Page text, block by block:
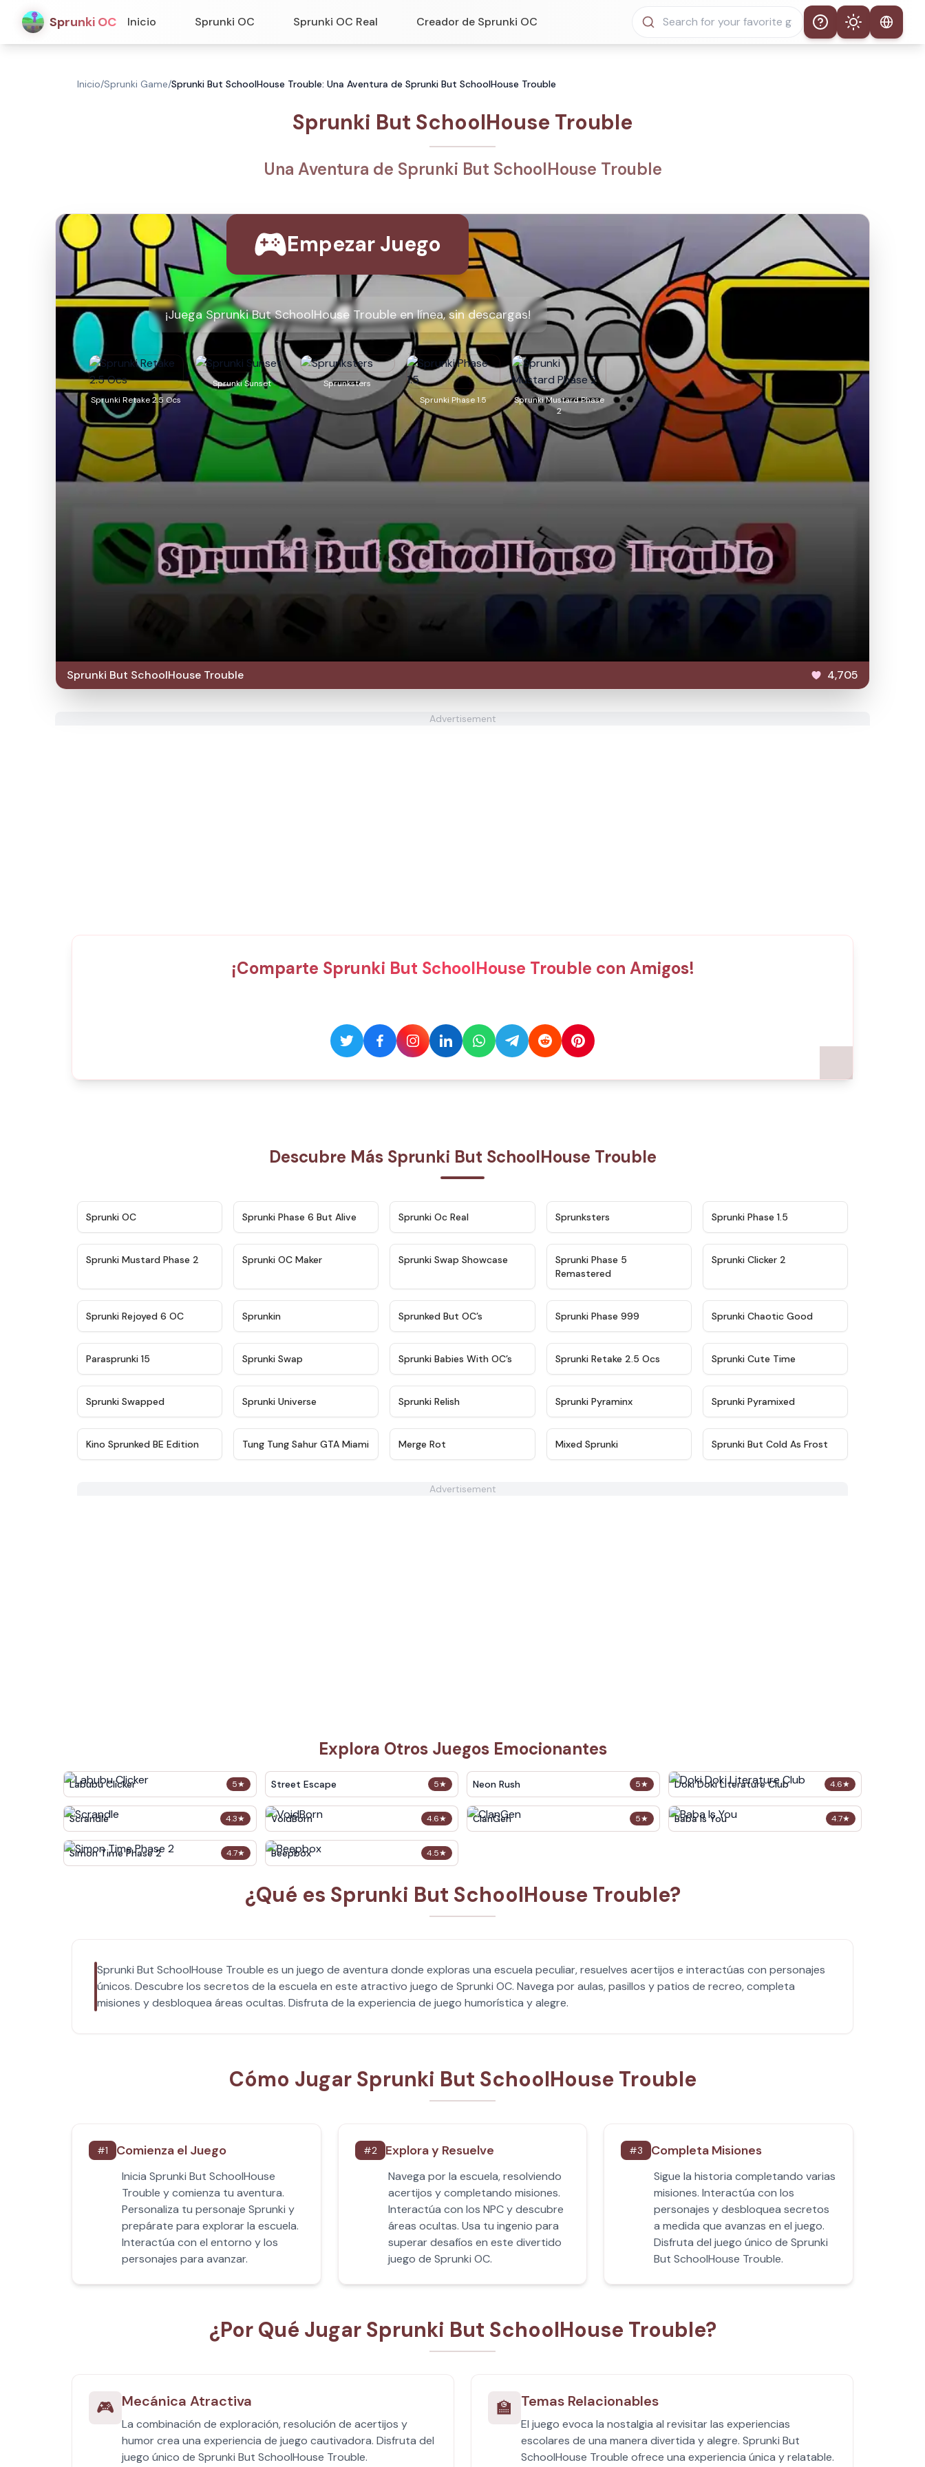
Sprunki OC Inicio Sprunki OC Sprunki OC Real Creador de Sprunki OC Help Theme
Inicio/Sprunki Game/Sprunki But SchoolHouse Trouble: Una Aventura de Sprunki But SchoolHouse Trouble
Sprunki But SchoolHouse Trouble
Una Aventura de Sprunki But SchoolHouse Trouble
Empezar Juego
¡Juega Sprunki But SchoolHouse Trouble en línea, sin descargas!
Sprunki Retake 2.5 Ocs
Sprunki Sunset
Sprunksters
Sprunki Phase 1.5
Sprunki Mustard Phase
2
Sprunki But SchoolHouse Trouble 4,705
Advertisement
¡Comparte Sprunki But SchoolHouse Trouble con Amigos!
Descubre Más Sprunki But SchoolHouse Trouble
Sprunki OC ★ 4.9
Sprunki Phase 6 But Alive Sprunki Oc Real Sprunksters Sprunki Phase 1.5
★ 4.4
Sprunki Mustard Phase 2 Sprunki OC Maker ★ 4.6
Sprunki Swap Showcase
Sprunki Phase 5
Remastered
Sprunki Clicker 2
★
Sprunki Rejoyed 6 OC Sprunkin Sprunked But OC’s Sprunki Phase 999 ★
Sprunki Chaotic Good
Parasprunki 15 Sprunki Swap ★ 4.8
Sprunki Babies With OC’s ★
Sprunki Retake 2.5 Ocs Sprunki Cute Time
Sprunki Swapped Sprunki Universe Sprunki Relish Sprunki Pyraminx Sprunki Pyramixed
★ 4.8
Kino Sprunked BE Edition ★ 4.6
Tung Tung Sahur GTA Miami Merge Rot Mixed Sprunki ★ 4.5
Sprunki But Cold As Frost
Advertisement
Explora Otros Juegos Emocionantes
5★
Labubu Clicker 5★
Street Escape 5★
Neon Rush 4.6★
Doki Doki Literature Club
4.3★
Scrandle 4.6★
VoidBorn 5★
ClanGen 4.7★
Baba Is You
4.7★
Simon Time Phase 2 4.5★
Beepbox
¿Qué es Sprunki But SchoolHouse Trouble?
Sprunki But SchoolHouse Trouble es un juego de aventura donde exploras una escuela peculiar, resuelves acertijos e interactúas con personajes
únicos. Descubre los secretos de la escuela en este atractivo juego de Sprunki OC. Navega por aulas, pasillos y patios de recreo, completa
misiones y desbloquea áreas ocultas. Disfruta de la experiencia de juego humorística y alegre.
Cómo Jugar Sprunki But SchoolHouse Trouble
#1 Comienza el Juego
Inicia Sprunki But SchoolHouse
Trouble y comienza tu aventura.
Personaliza tu personaje Sprunki y
prepárate para explorar la escuela.
Interactúa con el entorno y los
personajes para avanzar.
#2 Explora y Resuelve
Navega por la escuela, resolviendo
acertijos y completando misiones.
Interactúa con los NPC y descubre
áreas ocultas. Usa tu ingenio para
superar desafíos en este divertido
juego de Sprunki OC.
#3 Completa Misiones
Sigue la historia completando varias
misiones. Interactúa con los
personajes y desbloquea secretos
a medida que avanzas en el juego.
Disfruta del juego único de Sprunki
But SchoolHouse Trouble.
¿Por Qué Jugar Sprunki But SchoolHouse Trouble?
🎮 Mecánica Atractiva
La combinación de exploración, resolución de acertijos y
humor crea una experiencia de juego cautivadora. Disfruta del
juego único de Sprunki But SchoolHouse Trouble.
🏫 Temas Relacionables
El juego evoca la nostalgia al revisitar las experiencias
escolares de una manera divertida y alegre. Sprunki But
SchoolHouse Trouble ofrece una experiencia única y relatable.